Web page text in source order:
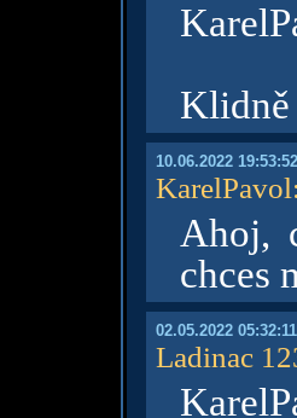
Klidně
10.06.2022 19:53:52
KarelPavol:
Ahoj,
chces
02.05.2022 05:32:11
Ladinac